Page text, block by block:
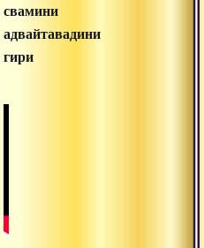
свамини
адвайтавадини
гири